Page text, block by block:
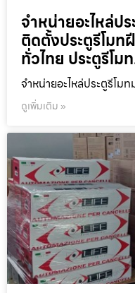
จำหน่ายอะไหล่ป
ติดตั้งประตูรีโมท
ทั่วไทย ประตูรีโม
จำหน่ายอะไหล่ประตูรีโม
ดูเพิ่มเติม »